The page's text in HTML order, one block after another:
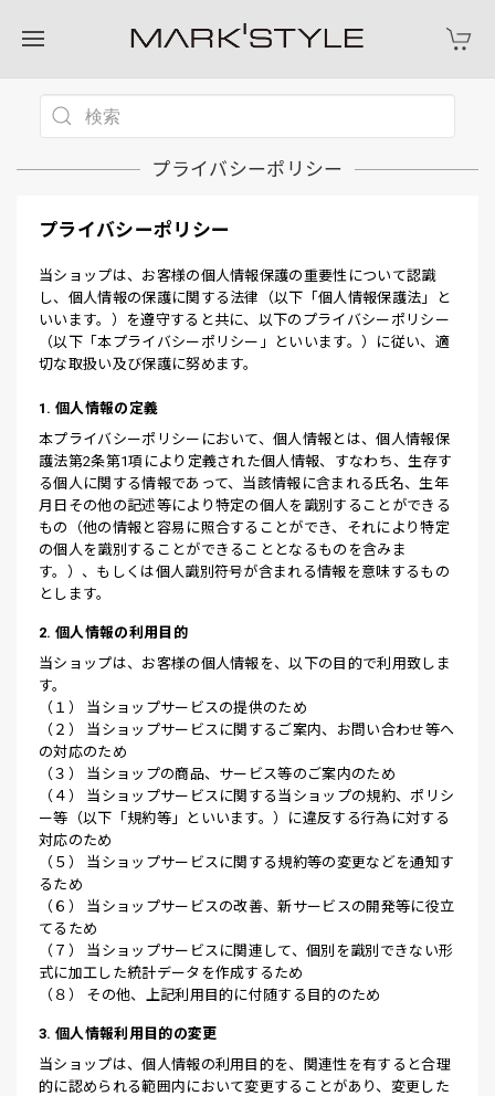
プライバシーポリシー
プライバシーポリシー
当ショップは、お客様の個人情報保護の重要性について認識
し、個人情報の保護に関する法律（以下「個人情報保護法」と
いいます。）を遵守すると共に、以下のプライバシーポリシー
（以下「本プライバシーポリシー」といいます。）に従い、適
切な取扱い及び保護に努めます。
1. 個人情報の定義
本プライバシーポリシーにおいて、個人情報とは、個人情報保
護法第2条第1項により定義された個人情報、すなわち、生存す
る個人に関する情報であって、当該情報に含まれる氏名、生年
月日その他の記述等により特定の個人を識別することができる
もの（他の情報と容易に照合することができ、それにより特定
の個人を識別することができることとなるものを含みま
す。）、もしくは個人識別符号が含まれる情報を意味するもの
とします。
2. 個人情報の利用目的
当ショップは、お客様の個人情報を、以下の目的で利用致しま
す。
（１） 当ショップサービスの提供のため
（２） 当ショップサービスに関するご案内、お問い合わせ等へ
の対応のため
（３） 当ショップの商品、サービス等のご案内のため
（４） 当ショップサービスに関する当ショップの規約、ポリシ
ー等（以下「規約等」といいます。）に違反する行為に対する
対応のため
（５） 当ショップサービスに関する規約等の変更などを通知す
るため
（６） 当ショップサービスの改善、新サービスの開発等に役立
てるため
（７） 当ショップサービスに関連して、個別を識別できない形
式に加工した統計データを作成するため
（８） その他、上記利用目的に付随する目的のため
3. 個人情報利用目的の変更
当ショップは、個人情報の利用目的を、関連性を有すると合理
的に認められる範囲内において変更することがあり、変更した